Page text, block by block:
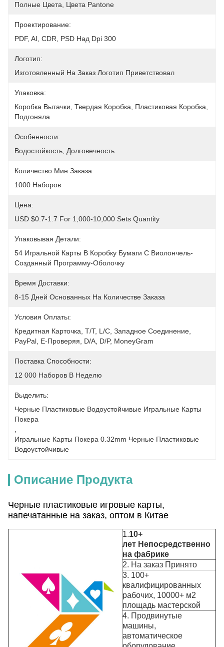
Полные Цвета, Цвета Pantone
Проектирование:
PDF, AI, CDR, PSD Над Dpi 300
Логотип:
Изготовленный На Заказ Логотип Приветствовал
Упаковка:
Коробка Вытачки, Твердая Коробка, Пластиковая Коробка,
Подгоняла
Особенности:
Водостойкость, Долговечность
Количество Мин Заказа:
1000 Наборов
Цена:
USD $0.7-1.7 For 1,000-10,000 Sets Quantity
Упаковывая Детали:
54 Игральной Карты В Коробку Бумаги С Виолончель-
Созданный Программу-Оболочку
Время Доставки:
8-15 Дней Основанных На Количестве Заказа
Условия Оплаты:
Кредитная Карточка, T/T, L/C, Западное Соединение,
PayPal, E-Проверяя, D/A, D/P, MoneyGram
Поставка Способности:
12 000 Наборов В Неделю
Выделить:
Черные Пластиковые Водоустойчивые Игральные Карты
Покера
Игральные Карты Покера 0.32mm Черные Пластиковые
Водоустойчивые
Описание Продукта
Черные пластиковые игровые карты,
напечатанные на заказ, оптом в Китае
1.10+
лет Непосредственно
на фабрике
2. На заказ Принято
3. 100+
квалифицированных
рабочих, 10000+ м2
площадь мастерской
4. Продвинутые
машины,
автоматическое